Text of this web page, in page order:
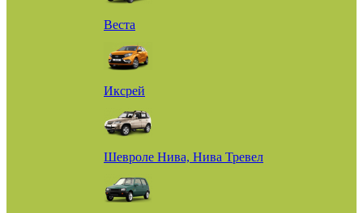
Веста
Иксрей
Шевроле Нива, Нива Тревел